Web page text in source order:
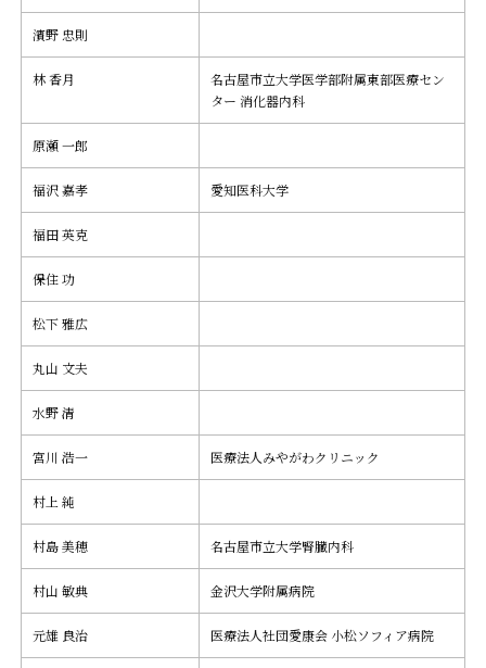
濱野 忠則
林 香月
名古屋市立大学医学部附属東部医療セン
ター 消化器内科
原瀬 一郎
福沢 嘉孝 愛知医科大学
福田 英克
保住 功
松下 雅広
丸山 文夫
水野 清
宮川 浩一 医療法人みやがわクリニック
村上 純
村島 美穂 名古屋市立大学腎臓内科
村山 敏典 金沢大学附属病院
元雄 良治 医療法人社団愛康会 小松ソフィア病院